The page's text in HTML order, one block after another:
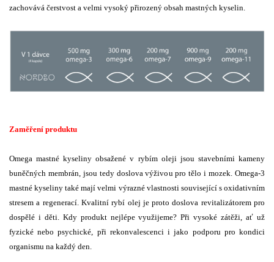
zachovává čerstvost a velmi vysoký přirozený obsah mastných kyselin.
Zaměření produktu
Omega mastné kyseliny obsažené v rybím oleji jsou stavebními kameny
buněčných membrán, jsou tedy doslova výživou pro tělo i mozek. Omega-3
mastné kyseliny také mají velmi výrazné vlastnosti související s oxidativním
stresem a regenerací. Kvalitní rybí olej je proto doslova revitalizátorem pro
dospělé i děti. Kdy produkt nejlépe využijeme? Při vysoké zátěži, ať už
fyzické nebo psychické, při rekonvalescenci i jako podporu pro kondici
organismu na každý den.